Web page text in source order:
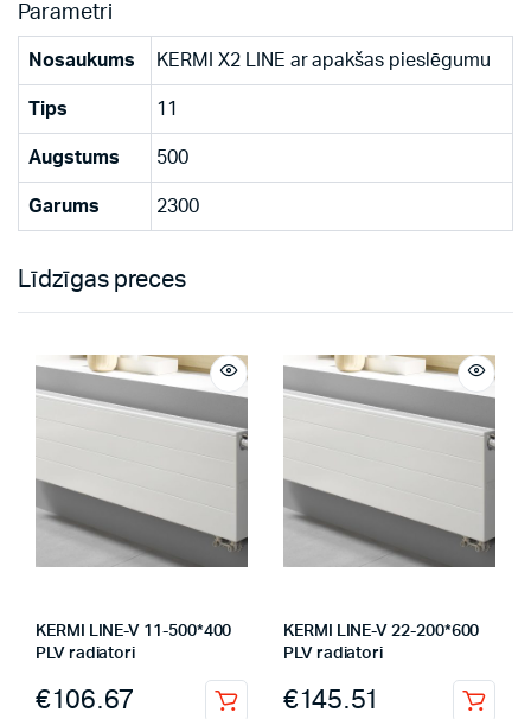
Parametri
Nosaukums KERMI X2 LINE ar apakšas pieslēgumu
Tips 11
Augstums 500
Garums 2300
Līdzīgas preces
KERMI LINE-V 11-500*400
PLV radiatori
€106.67
KERMI LINE-V 22-200*600
PLV radiatori
€145.51